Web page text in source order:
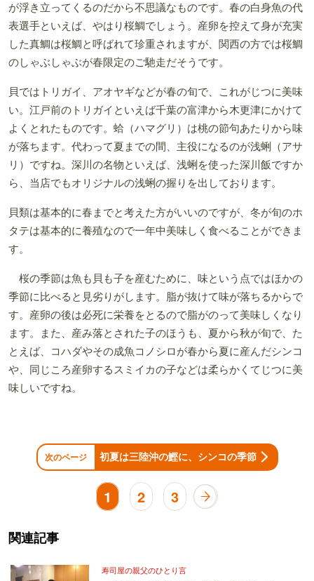
が浮き立ってくるのだから不思議なものです。春の白身魚の代
表選手といえば、やはり桜鯛でしょう。産卵を控えて身が充実
した真鯛は桜鯛と呼ばれて珍重されますが、関西の方では桜鯛
のしゃぶしゃぶが春限定のご馳走だそうです。
貝ではトリガイ、アオヤギなどが春の旬で、これがじつに美味
い。江戸前のトリガイといえば千葉の富津から木更津にかけて
よくとれたものです。蛤（ハマグリ）は桃の節句あたりから味
が落ちます。代わって夏までの間、主役になるのが浅蜊（アサ
リ）ですね。深川の名物といえば、浅蜊を使った深川飯ですか
ら、当店でもオリジナルの浅蜊の握りを出しております。
貝類は基本的に春までと考えた方がいいのですが、冬が旬のホ
タテは基本的に養殖なので一年中美味しく食べることができま
す。
桜の季節は魚も貝も子を産むために、味という点ではほかの
季節に比べると見劣りがします。脂が抜けて味が落ちるからで
す。産卵の後は必死に栄養をとるので脂がのって美味しくなり
ます。また、産み落とされた子のほうも、夏から秋が旬で、た
とえば、コハダやその成魚コノシロが春から夏に産んだシンコ
や、同じころ産卵するスミイカの子などは柔らかくてじつに美
味しいですね。
次のページ 初夏は三陸沖の鰹に、シンコの季節
1 2 3
関連記事
寿司屋の親父のひとり言